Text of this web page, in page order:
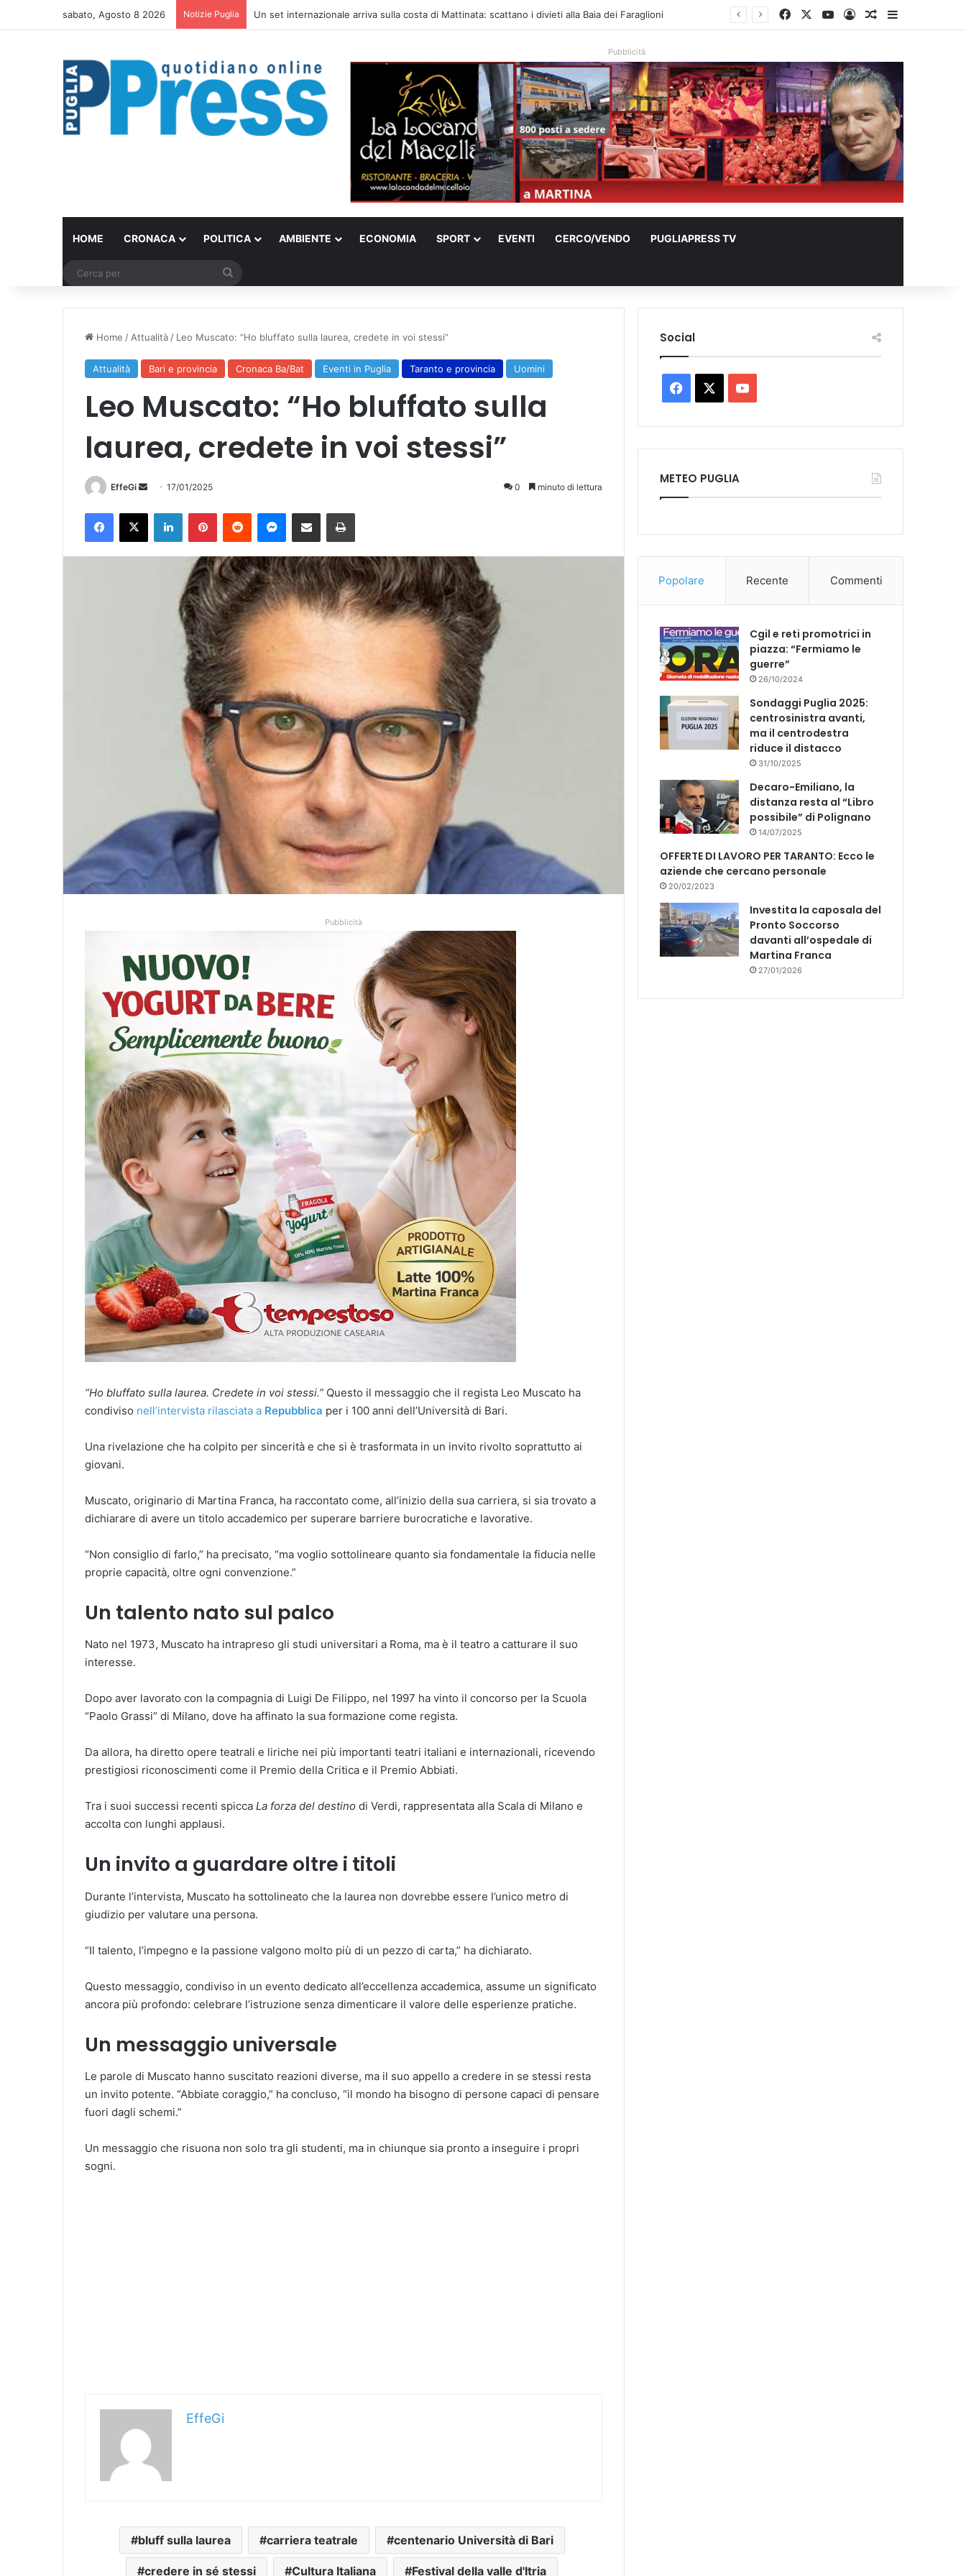
sabato, Agosto 8 2026 Notizie Puglia Ombrelloni lasciati sulle spiagge libere, controlli a Vieste e Peschici: liberati oltre 5mila metri quadrati FacebookYou Tube
AccediUn articolo a
Barra
Pubblicità
HOME CRONACA POLITICA AMBIENTE ECONOMIA SPORT EVENTI CERCO/VENDO PUGLIAPRESS TV
Home /Attualità/ Leo Muscato: “Ho bluffato sulla laurea, credete in voi stessi”
Attualità Bari e provincia Cronaca Ba/Bat Eventi in Puglia Taranto e provincia Uomini
Leo Muscato: “Ho bluffato sulla
laurea, credete in voi stessi”
EffeGi
Invia 17/01/2025 0 minuto di lettura
Facebook
X LinkedInPinterestReddit Messenger
Condividi via mail Stampa
Pubblicità
“Ho bluffato sulla laurea. Credete in voi stessi.” Questo il messaggio che il regista Leo Muscato ha
condiviso nell’intervista rilasciata a Repubblica per i 100 anni dell’Università di Bari.
Una rivelazione che ha colpito per sincerità e che si è trasformata in un invito rivolto soprattutto ai
giovani.
Muscato, originario di Martina Franca, ha raccontato come, all’inizio della sua carriera, si sia trovato a
dichiarare di avere un titolo accademico per superare barriere burocratiche e lavorative.
“Non consiglio di farlo,” ha precisato, “ma voglio sottolineare quanto sia fondamentale la fiducia nelle
proprie capacità, oltre ogni convenzione.”
Un talento nato sul palco
Nato nel 1973, Muscato ha intrapreso gli studi universitari a Roma, ma è il teatro a catturare il suo
interesse.
Dopo aver lavorato con la compagnia di Luigi De Filippo, nel 1997 ha vinto il concorso per la Scuola
“Paolo Grassi” di Milano, dove ha affinato la sua formazione come regista.
Da allora, ha diretto opere teatrali e liriche nei più importanti teatri italiani e internazionali, ricevendo
prestigiosi riconoscimenti come il Premio della Critica e il Premio Abbiati.
Tra i suoi successi recenti spicca La forza del destino di Verdi, rappresentata alla Scala di Milano e
accolta con lunghi applausi.
Un invito a guardare oltre i titoli
Durante l’intervista, Muscato ha sottolineato che la laurea non dovrebbe essere l’unico metro di
giudizio per valutare una persona.
“Il talento, l’impegno e la passione valgono molto più di un pezzo di carta,” ha dichiarato.
Questo messaggio, condiviso in un evento dedicato all’eccellenza accademica, assume un significato
ancora più profondo: celebrare l’istruzione senza dimenticare il valore delle esperienze pratiche.
Un messaggio universale
Le parole di Muscato hanno suscitato reazioni diverse, ma il suo appello a credere in se stessi resta
un invito potente. “Abbiate coraggio,” ha concluso, “il mondo ha bisogno di persone capaci di pensare
fuori dagli schemi.”
Un messaggio che risuona non solo tra gli studenti, ma in chiunque sia pronto a inseguire i propri
sogni.
EffeGi
bluff sulla laurea carriera teatrale centenario Università di Bari
credere in sé stessi Cultura Italiana Festival della valle d'Itria
Social
Facebook You
METEO PUGLIA
Popolare Recente Commenti
Cgil e reti promotrici in
piazza: “Fermiamo le
guerre”
26/10/2024
Sondaggi Puglia 2025:
centrosinistra avanti,
ma il centrodestra
riduce il distacco
31/10/2025
Decaro-Emiliano, la
distanza resta al “Libro
possibile” di Polignano
14/07/2025
OFFERTE DI LAVORO PER TARANTO: Ecco le
aziende che cercano personale
20/02/2023
Investita la caposala del
Pronto Soccorso
davanti all’ospedale di
Martina Franca
27/01/2026